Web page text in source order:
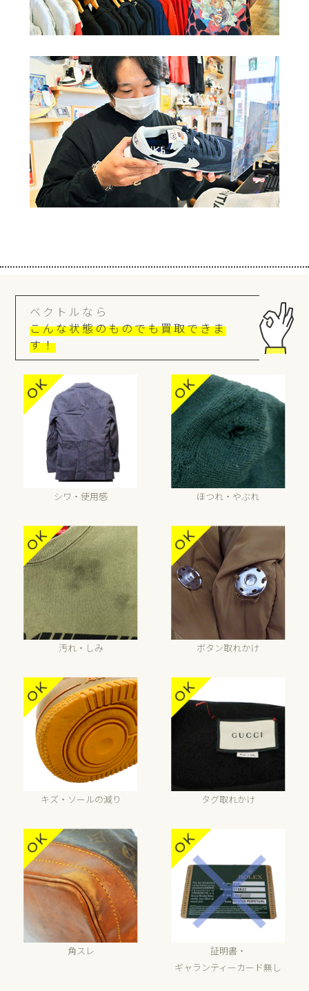
ベクトルなら
こんな状態のものでも買取できま
す！
シワ・使用感 ほつれ・やぶれ
汚れ・しみ ボタン取れかけ
キズ・ソールの減り タグ取れかけ
角スレ
証明書・
ギャランティーカード無し